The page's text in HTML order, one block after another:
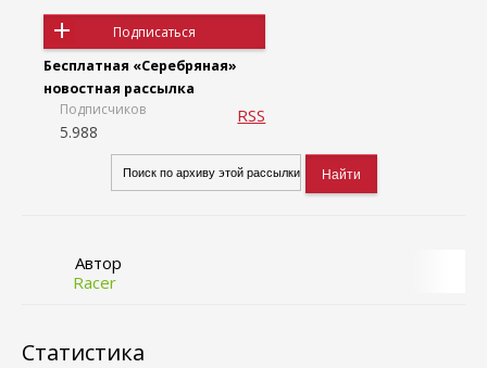
Подписаться
Бесплатная «Серебряная»
новостная рассылка
Подписчиков
5.988
RSS
Автор
Racer
Статистика